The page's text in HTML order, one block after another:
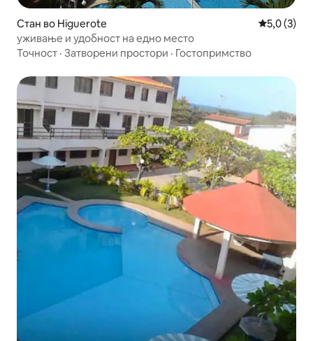
Стан во Higuerote Просечна
5,0 (3)
уживање и удобност на едно место
Точност · Затворени простори · Гостопримство